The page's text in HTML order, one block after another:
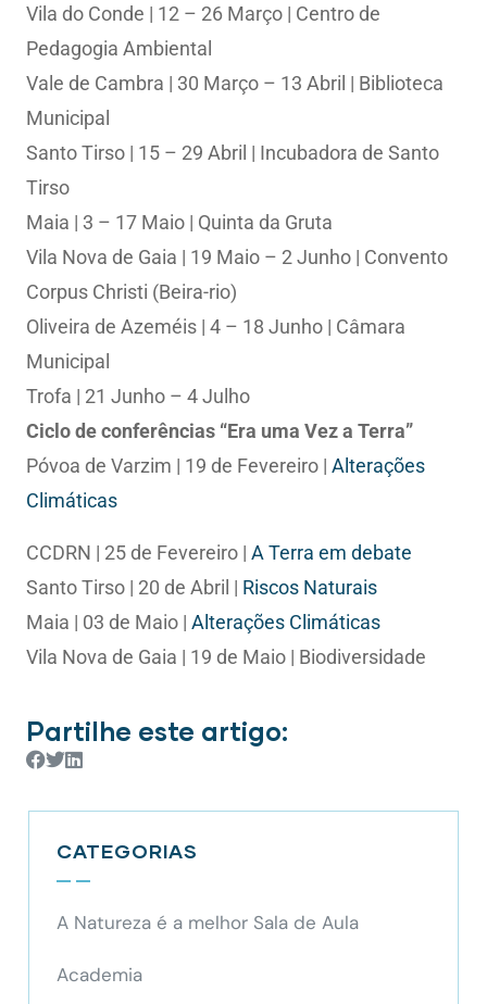
Vila do Conde | 12 – 26 Março | Centro de
Pedagogia Ambiental
Vale de Cambra | 30 Março – 13 Abril | Biblioteca
Municipal
Santo Tirso | 15 – 29 Abril | Incubadora de Santo
Tirso
Maia | 3 – 17 Maio | Quinta da Gruta
Vila Nova de Gaia | 19 Maio – 2 Junho | Convento
Corpus Christi (Beira-rio)
Oliveira de Azeméis | 4 – 18 Junho | Câmara
Municipal
Trofa | 21 Junho – 4 Julho
Ciclo de conferências “Era uma Vez a Terra”
Póvoa de Varzim | 19 de Fevereiro | Alterações
Climáticas
CCDRN | 25 de Fevereiro | A Terra em debate
Santo Tirso | 20 de Abril | Riscos Naturais
Maia | 03 de Maio | Alterações Climáticas
Vila Nova de Gaia | 19 de Maio | Biodiversidade
Partilhe este artigo:
CATEGORIAS
A Natureza é a melhor Sala de Aula
Academia